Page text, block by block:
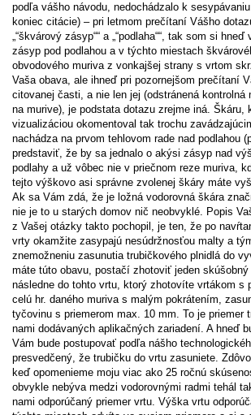
podľa vášho návodu, nedochádzalo k
koniec citácie) – pri letmom prečítaní Vášho
„“škvárový zásyp““ a „“podlaha““, tak som si
zásyp pod podlahou a v týchto miestach
obvodového muriva z vonkajšej strany s vrtom
Vaša obava, ale ihneď pri pozornejšom prečítaní
citovanej časti, a nie len jej (odstránená kontrolná
na murive), je podstata dotazu zrejme iná. Škáru,
vizualizáciou okomentoval tak trochu
nachádza na prvom tehlovom rade nad podlahou
predstaviť, že by sa jednalo o akýsi zásyp nad
podlahy a už vôbec nie v priečnom reze muriva,
tejto výškovo asi správne zvolenej škáry máte
Ak sa Vám zdá, že je ložná vodorovná škára
nie je to u starých domov nič neobvyklé. Popis
z Vašej otázky takto pochopil, je ten, že po
vrty okamžite zasypajú nesúdržnosťou malty a
znemožneniu zasunutia trubičkového plnidlá do
máte túto obavu, postačí zhotoviť jeden
následne do tohto vrtu, ktorý zhotovíte vrtákom s
celú hr. daného muriva s malým pokrátením,
tyčovinu s priemerom max. 10 mm. To je priemer
nami dodávaných aplikačných zariadení. A hneď
Vám bude postupovať podľa nášho
presvedčený, že trubičku do vrtu zasuniete.
keď opomenieme moju viac ako 25 ročnú
obvykle nebýva medzi vodorovnými radmi tehál
nami odporúčaný priemer vrtu. Výška vrtu